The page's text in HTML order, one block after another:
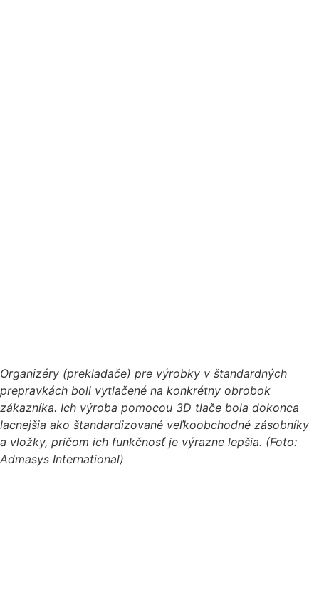
Organizéry (prekladače) pre výrobky v štandardných
prepravkách boli vytlačené na konkrétny obrobok
zákazníka. Ich výroba pomocou 3D tlače bola dokonca
lacnejšia ako štandardizované veľkoobchodné zásobníky
a vložky, pričom ich funkčnosť je výrazne lepšia. (Foto:
Admasys International)